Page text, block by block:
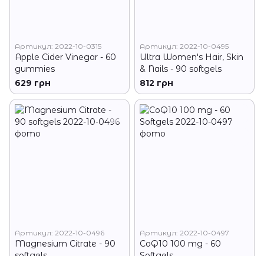
Артикул: 2022-10-0315
Apple Cider Vinegar - 60
gummies
629 грн
Артикул: 2022-10-0495
Ultra Women's Hair, Skin
& Nails - 90 softgels
812 грн
Артикул: 2022-10-0496
Magnesium Citrate - 90
Артикул: 2022-10-0497
CoQ10 100 mg - 60